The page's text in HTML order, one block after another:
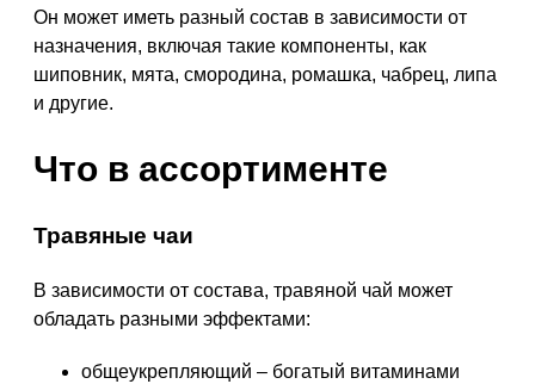
Он может иметь разный состав в зависимости от
назначения, включая такие компоненты, как
шиповник, мята, смородина, ромашка, чабрец, липа
и другие.
Что в ассортименте
Травяные чаи
В зависимости от состава, травяной чай может
обладать разными эффектами:
общеукрепляющий – богатый витаминами